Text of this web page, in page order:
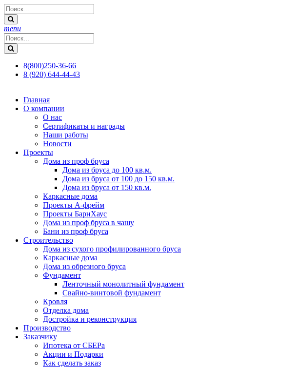
menu
8(800)250-36-66
8 (920) 644-44-43
Главная
О компании
О нас
Сертификаты и награды
Наши работы
Новости
Проекты
Дома из проф бруса
Дома из бруса до 100 кв.м.
Дома из бруса от 100 до 150 кв.м.
Дома из бруса от 150 кв.м.
Каркасные дома
Проекты А-фрейм
Проекты БарнХаус
Дома из проф бруса в чашу
Бани из проф бруса
Строительство
Дома из сухого профилированного бруса
Каркасные дома
Дома из обрезного бруса
Фундамент
Ленточный монолитный фундамент
Свайно-винтовой фундамент
Кровля
Отделка дома
Достройка и реконструкция
Производство
Заказчику
Ипотека от СБЕРа
Акции и Подарки
Как сделать заказ